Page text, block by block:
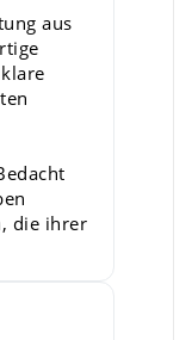
aus
die ihrer